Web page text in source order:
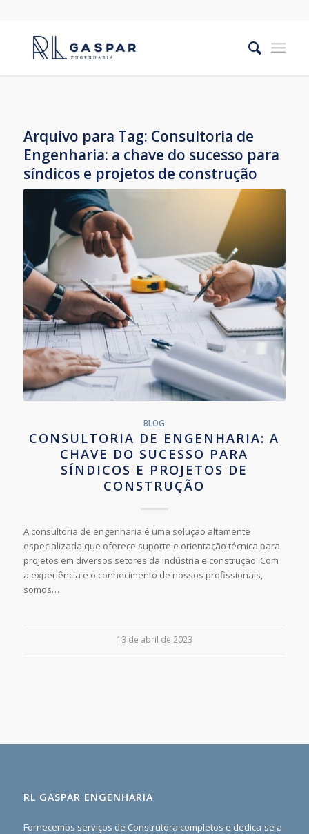
Arquivo para Tag: Consultoria de
Engenharia: a chave do sucesso para
síndicos e projetos de construção
BLOG
CONSULTORIA DE ENGENHARIA: A
CHAVE DO SUCESSO PARA
SÍNDICOS E PROJETOS DE
CONSTRUÇÃO
A consultoria de engenharia é uma solução altamente
especializada que oferece suporte e orientação técnica para
projetos em diversos setores da indústria e construção. Com
a experiência e o conhecimento de nossos profissionais,
somos…
13 de abril de 2023
RL GASPAR ENGENHARIA
Fornecemos serviços de Construtora completos e dedica-se a